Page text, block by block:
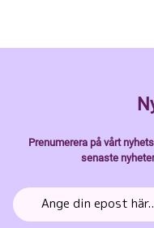
Prenumerera på vårt
senaste